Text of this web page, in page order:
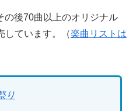
の後70曲以上のオリジナル
しています。（楽曲リストは
り